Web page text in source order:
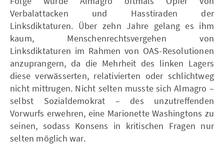
Verbalattacken und Hasstiraden der
Linksdiktaturen. Über zehn Jahre gelang es ihm
kaum, Menschenrechtsvergehen von
Linksdiktaturen im Rahmen von OAS-Resolutionen
anzuprangern, da die Mehrheit des linken Lagers
diese verwässerten, relativierten oder schlichtweg
nicht mittrugen. Nicht selten musste sich Almagro –
selbst Sozialdemokrat – des unzutreffenden
Vorwurfs erwehren, eine Marionette Washingtons zu
seinen, sodass Konsens in kritischen Fragen nur
selten möglich war.